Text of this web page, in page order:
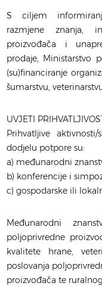
S ciljem
razmjene znanja,
proizvođača i
prodaje, Ministarstvo
(su)financiranje
šumarstvu,
UVJETI
Prihvatljive
dodjelu potpore su:
a) međunarodni
b) konferencije i
c) gospodarske ili
Međunarodni
poljoprivredne
kvalitete hrane,
poslovanja
proizvođača te